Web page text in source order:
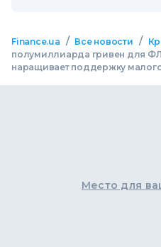
Finance.ua / Все новости /
полумиллиарда гривен для
наращивает поддержку
Место для